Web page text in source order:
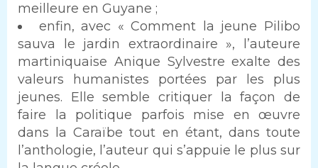
meilleure en Guyane ;
enfin, avec « Comment la jeune Pilibo
sauva le jardin extraordinaire », l’auteure
martiniquaise Anique Sylvestre exalte des
valeurs humanistes portées par les plus
jeunes. Elle semble critiquer la façon de
faire la politique parfois mise en œuvre
dans la Caraïbe tout en étant, dans toute
l’anthologie, l’auteur qui s’appuie le plus sur